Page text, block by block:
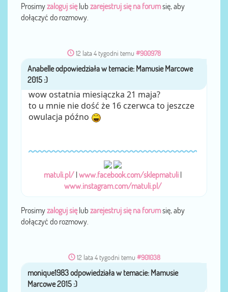
Prosimyzaloguj sięlub zarejestruj się na forumsię, aby
dołączyć do rozmowy.
12 lata 4 tygodni temu #900978
przezAnabelle
wow ostatnia miesiączka 21 maja?
to u mnie nie dość że 16 czerwca to jeszcze
owulacja późno
matuli.pl/ |www.facebook.com/sklepmatuli |
www.instagram.com/matuli.pl/
Prosimyzaloguj sięlub zarejestruj się na forumsię, aby
dołączyć do rozmowy.
12 lata 4 tygodni temu #901038
przezmonique1983